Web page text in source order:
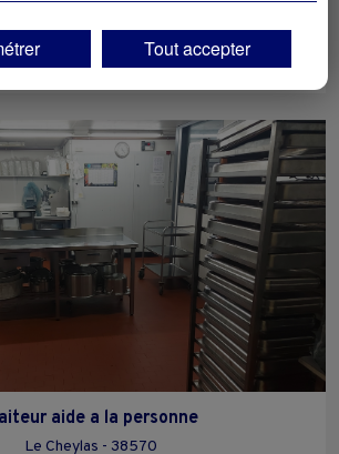
Alimentation particulier
aide a la personne
Le Cheylas - 38570
Seuls lescookies/traceurs techniquesseront
terminal.
vos choix en cliquant sur "Tout accepter",
le lien "Paramétrez vos choix" situé en bas de
Tout accepter